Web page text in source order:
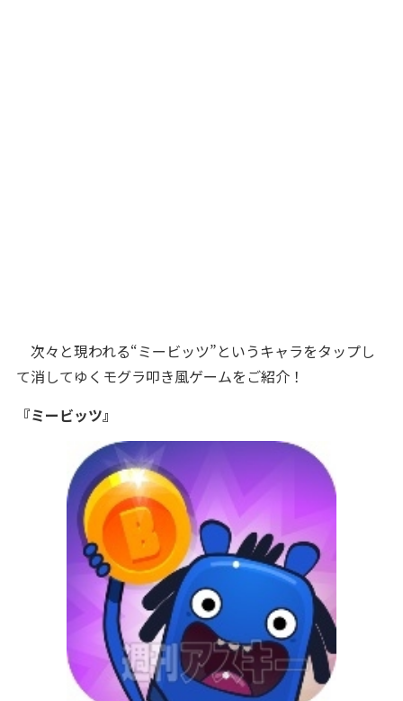
次々と現われる“ミービッツ”というキャラをタップし
て消してゆくモグラ叩き風ゲームをご紹介！
『ミービッツ』